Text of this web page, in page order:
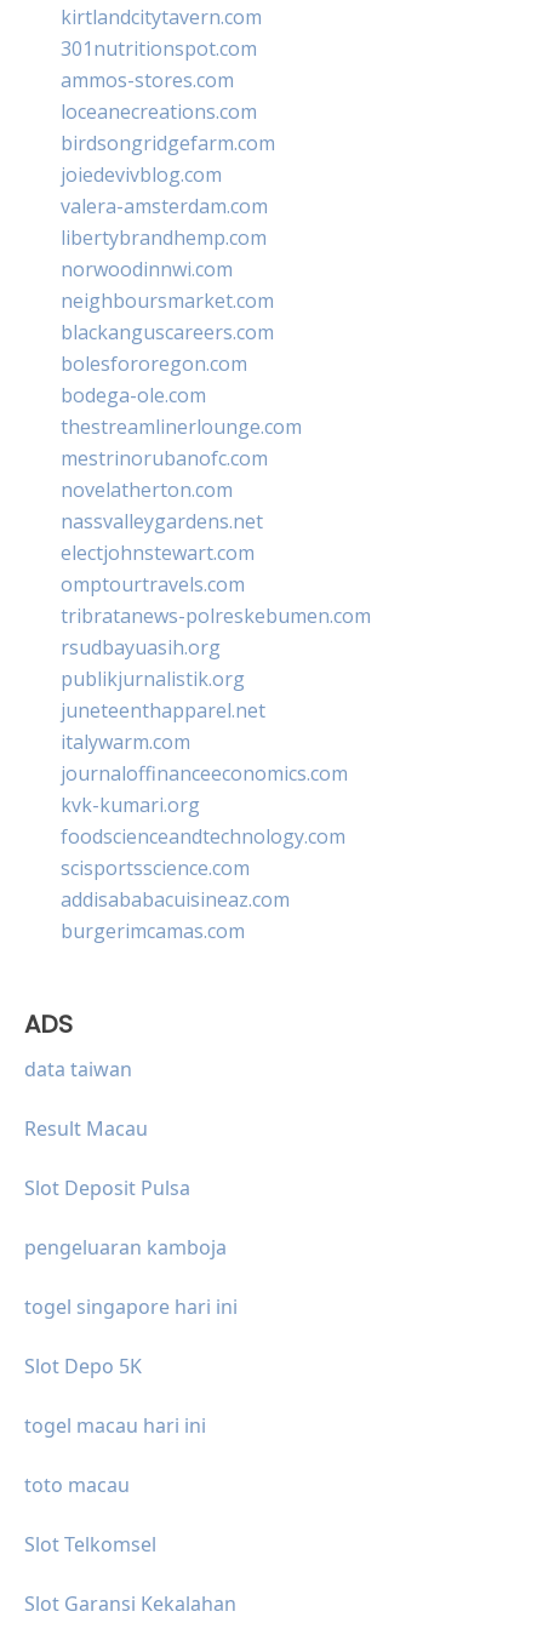
kirtlandcitytavern.com
301nutritionspot.com
ammos-stores.com
loceanecreations.com
birdsongridgefarm.com
joiedevivblog.com
valera-amsterdam.com
libertybrandhemp.com
norwoodinnwi.com
neighboursmarket.com
blackanguscareers.com
bolesfororegon.com
bodega-ole.com
thestreamlinerlounge.com
mestrinorubanofc.com
novelatherton.com
nassvalleygardens.net
electjohnstewart.com
omptourtravels.com
tribratanews-polreskebumen.com
rsudbayuasih.org
publikjurnalistik.org
juneteenthapparel.net
italywarm.com
journaloffinanceeconomics.com
kvk-kumari.org
foodscienceandtechnology.com
scisportsscience.com
addisababacuisineaz.com
burgerimcamas.com
ADS
data taiwan
Result Macau
Slot Deposit Pulsa
pengeluaran kamboja
togel singapore hari ini
Slot Depo 5K
togel macau hari ini
toto macau
Slot Telkomsel
Slot Garansi Kekalahan